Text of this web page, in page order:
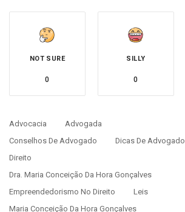
NOT SURE
0
SILLY
0
Advocacia
Advogada
Conselhos De Advogado
Dicas De Advogado
Direito
Dra. Maria Conceição Da Hora Gonçalves
Empreendedorismo No Direito
Leis
Maria Conceição Da Hora Gonçalves